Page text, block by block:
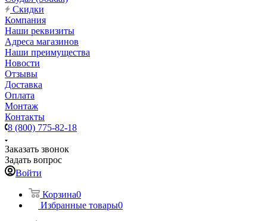
Скидки
Компания
Наши реквизиты
Адреса магазинов
Наши преимущества
Новости
Отзывы
Доставка
Оплата
Монтаж
Контакты
8 (800) 775-82-18
Заказать звонок
Задать вопрос
Войти
Корзина0
Избранные товары0